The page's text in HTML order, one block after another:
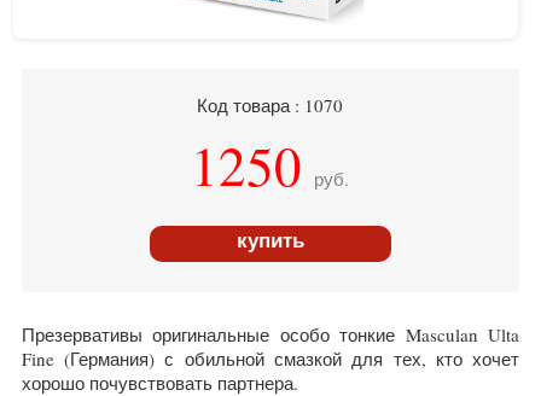
Код товара : 1070
1250 руб.
купить
Презервативы оригинальные особо тонкие Masculan Ulta
Fine (Германия) с обильной смазкой для тех, кто хочет
хорошо почувствовать партнера.